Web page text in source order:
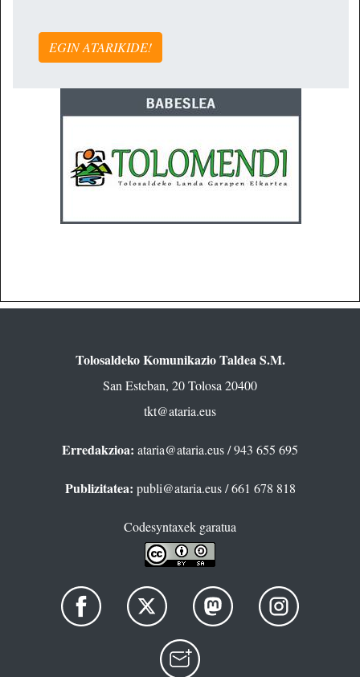
EGIN ATARIKIDE!
Tolosaldeko Komunikazio Taldea S.M.
San Esteban, 20 Tolosa 20400
tkt@ataria.eus
Erredakzioa: ataria@ataria.eus/ 943 655 695
Publizitatea: publi@ataria.eus/ 661 678 818
Codesyntaxek garatua